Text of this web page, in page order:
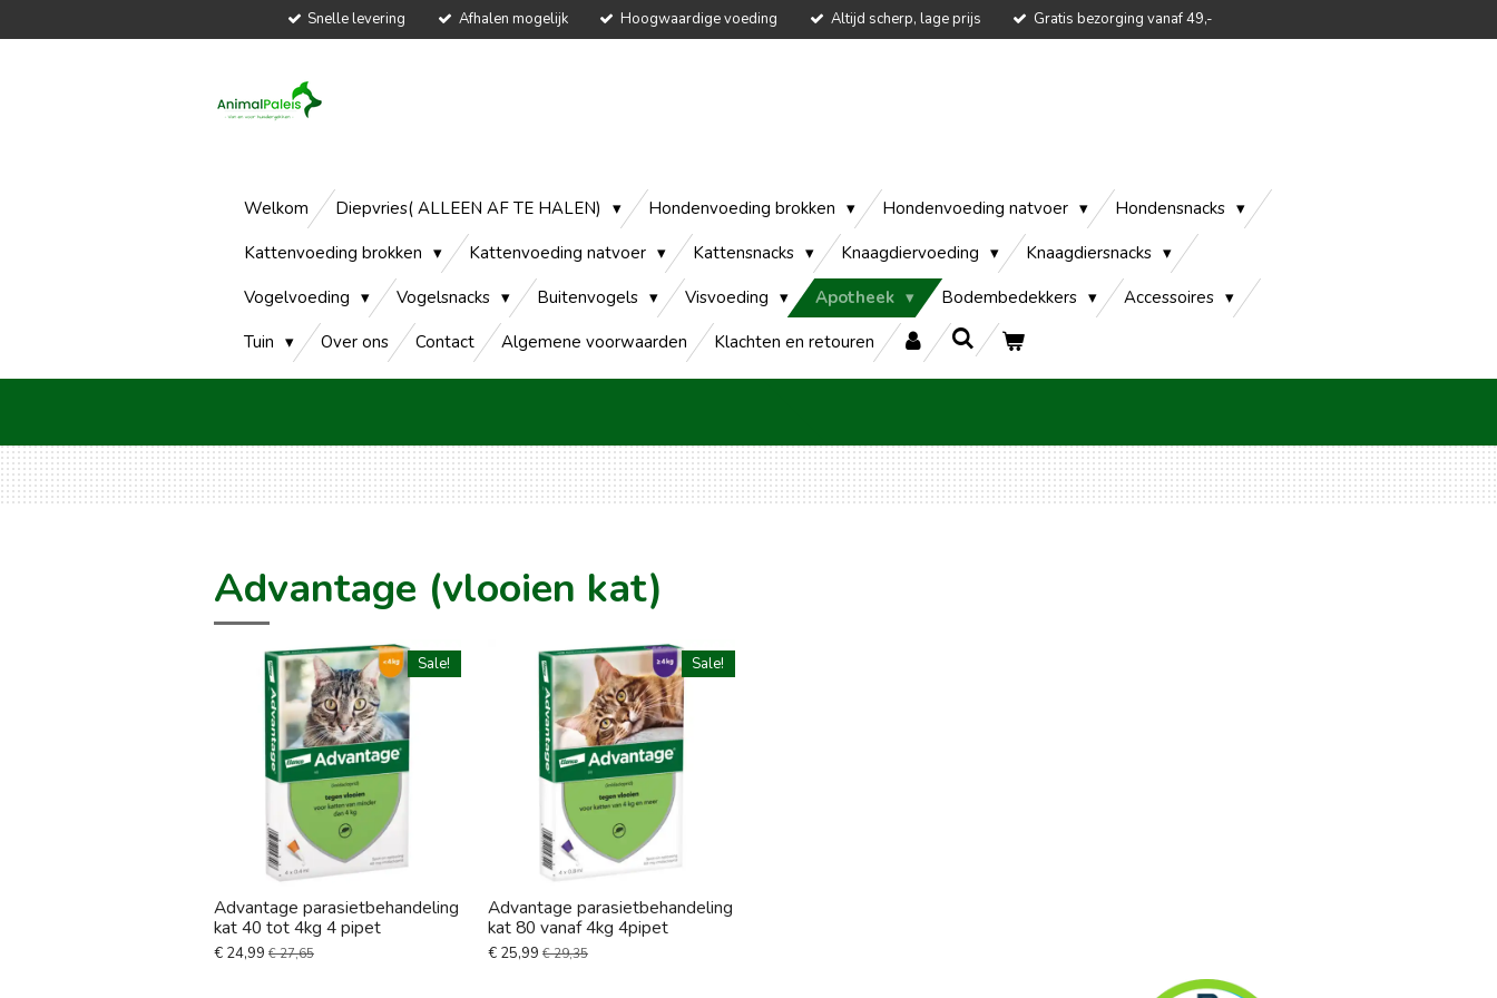
Snelle levering Afhalen mogelijk Hoogwaardige voeding Altijd scherp, lage prijs Gratis bezorging vanaf 49,-
Welkom Diepvries( ALLEEN AF TE HALEN) Hondenvoeding brokken Hondenvoeding natvoer
Hondensnacks
Kattenvoeding brokken
Kattenvoeding natvoer Kattensnacks Knaagdiervoeding
Knaagdiersnacks
Vogelvoeding
Vogelsnacks Buitenvogels Visvoeding Apotheek Bodembedekkers
Accessoires
Tuin
Over ons Contact Algemene voorwaarden Klachten en retouren
Advantage (vlooien kat)
Sale!
Advantage parasietbehandeling
kat 40 tot 4kg 4 pipet
€ 24,99 € 27,65
Sale!
Advantage parasietbehandeling
kat 80 vanaf 4kg 4pipet
€ 25,99 € 29,35